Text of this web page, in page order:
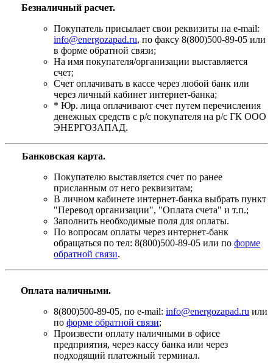
Безналичный расчет.
Покупатель присылает свои реквизиты на e-mail:
info@energozapad.ru, по факсу 8(800)500-89-05 или
в форме обратной связи;
На имя покупателя/организации выставляется
счет;
Счет оплачивать в кассе через любой банк или
через личный кабинет интернет-банка;
* Юр. лица оплачивают счет путем перечисления
денежных средств с р/с покупателя на р/с ГК ООО
ЭНЕРГОЗАПАД.
Банковская карта.
Покупателю выставляется счет по ранее
присланным от него реквизитам;
В личном кабинете интернет-банка выбрать пункт
"Перевод организации", "Оплата счета" и т.п.;
Заполнить необходимые поля для оплаты.
По вопросам оплаты через интернет-банк
обращаться по тел: 8(800)500-89-05 или по форме
обратной связи.
Оплата наличными.
8(800)500-89-05, по e-mail: info@energozapad.ru или
по форме обратной связи;
Произвести оплату наличными в офисе
предприятия, через кассу банка или через
подходящий платежный терминал.